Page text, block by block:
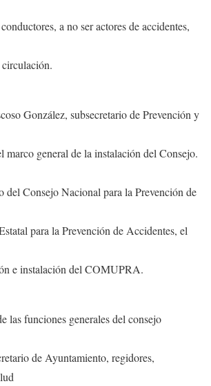
a no ser actores de accidentes,
González, subsecretario de Prevención y
marco general de la instalación del Consejo.
del Consejo Nacional para la Prevención de
para la Prevención de Accidentes, el
e instalación del COMUPRA.
las funciones generales del consejo
de Ayuntamiento, regidores,